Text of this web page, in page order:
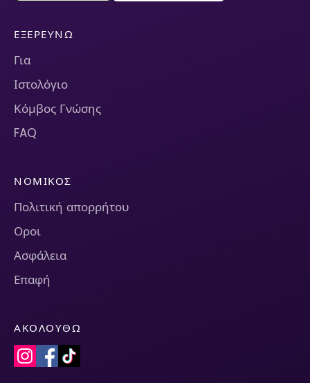
ΕΞΕΡΕΥΝΏ
Για
Ιστολόγιο
Κόμβος Γνώσης
FAQ
ΝΟΜΙΚΌΣ
Πολιτική απορρήτου
Οροι
Ασφάλεια
Επαφή
ΑΚΟΛΟΥΘΏ